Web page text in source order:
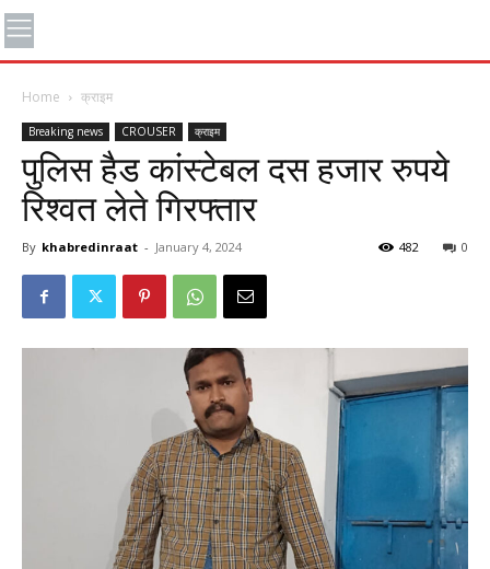
Home क्राइम
Breaking news CROUSER क्राइम
पुलिस हैड कांस्टेबल दस हजार रुपये
रिश्वत लेते गिरफ्तार
By khabredinraat - January 4, 2024 0
482